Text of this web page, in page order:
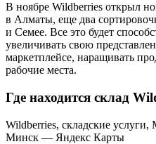
В ноябре Wildberries открыл
в Алматы, еще два
и Семее. Все это будет
увеличивать свою
маркетплейсе, наращивать
рабочие места.
Где находится склад
Wildberries, складские
Минск — Яндекс Карты